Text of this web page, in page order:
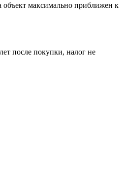
объект максимально приближен к
после покупки, налог не